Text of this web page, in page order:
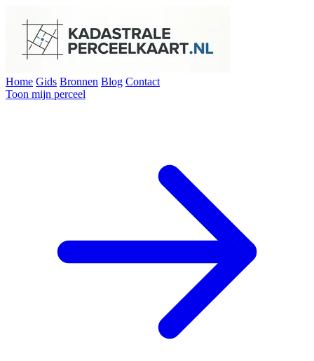
Home Gids Bronnen Blog Contact
Toon mijn perceel